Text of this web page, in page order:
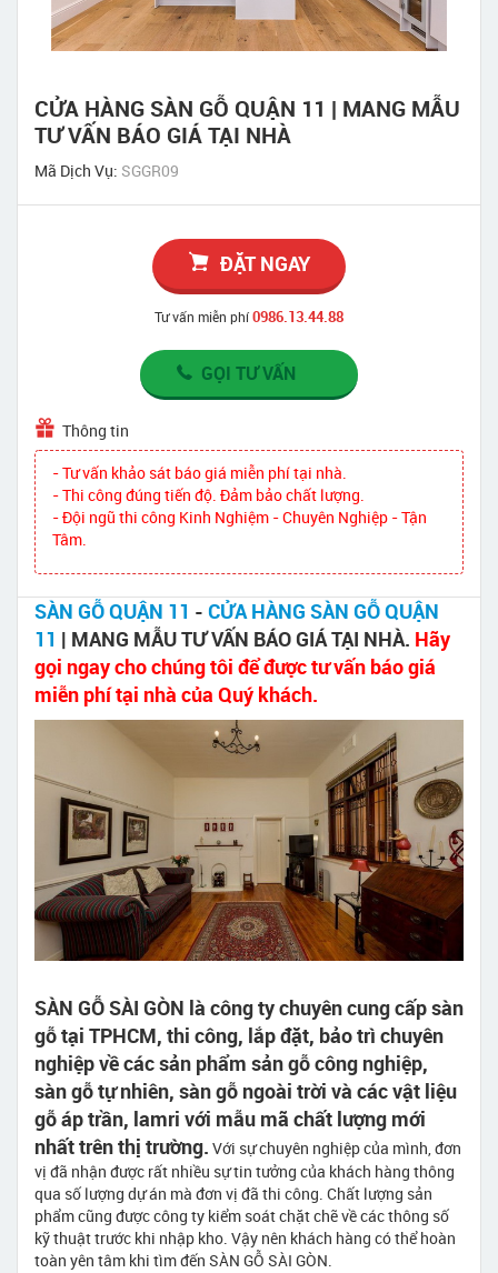
CỬA HÀNG SÀN GỖ QUẬN 11 | MANG MẪU
TƯ VẤN BÁO GIÁ TẠI NHÀ
Mã Dịch Vụ: SGGR09
ĐẶT NGAY
Tư vấn miễn phí0986.13.44.88
GỌI TƯ VẤN
Thông tin
- Tư vấn khảo sát báo giá miễn phí tại nhà.
- Thi công đúng tiến độ. Đảm bảo chất lượng.
- Đội ngũ thi công Kinh Nghiệm - Chuyên Nghiệp - Tận
Tâm.
SÀN GỖ QUẬN 11 - CỬA HÀNG SÀN GỖ QUẬN
11 | MANG MẪU TƯ VẤN BÁO GIÁ TẠI NHÀ. Hãy
gọi ngay cho chúng tôi để được tư vấn báo giá
miễn phí tại nhà của Quý khách.
SÀN GỖ SÀI GÒN là công ty chuyên cung cấp sàn
gỗ tại TPHCM, thi công, lắp đặt, bảo trì chuyên
nghiệp về các sản phẩm sản gỗ công nghiệp,
sàn gỗ tự nhiên, sàn gỗ ngoài trời và các vật liệu
gỗ áp trần, lamri với mẫu mã chất lượng mới
nhất trên thị trường. Với sự chuyên nghiệp của mình, đơn
vị đã nhận được rất nhiều sự tin tưởng của khách hàng thông
qua số lượng dự án mà đơn vị đã thi công. Chất lượng sản
phẩm cũng được công ty kiểm soát chặt chẽ về các thông số
kỹ thuật trước khi nhập kho. Vậy nên khách hàng có thể hoàn
toàn yên tâm khi tìm đến SÀN GỖ SÀI GÒN.